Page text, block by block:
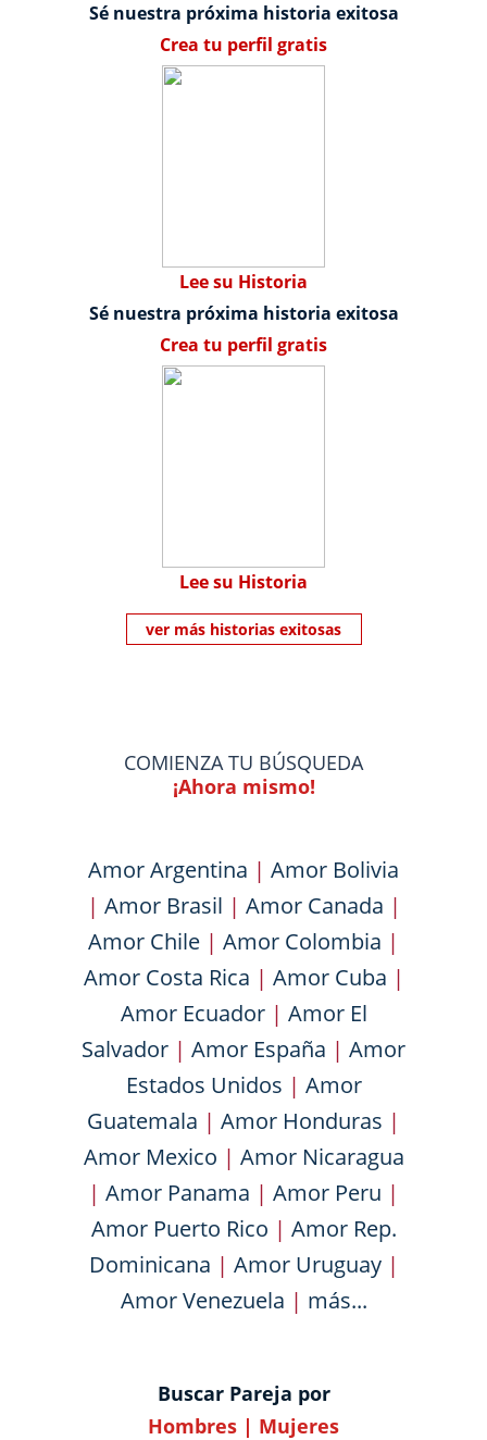
Sé nuestra próxima historia exitosa
Crea tu perfil gratis
Lee su Historia
Sé nuestra próxima historia exitosa
Crea tu perfil gratis
Lee su Historia
ver más historias exitosas
COMIENZA TU BÚSQUEDA
¡Ahora mismo!
Amor Argentina | Amor Bolivia
| Amor Brasil | Amor Canada |
Amor Chile | Amor Colombia |
Amor Costa Rica | Amor Cuba |
Amor Ecuador| Amor El
Salvador | Amor España | Amor
Estados Unidos | Amor
Guatemala | Amor Honduras |
Amor Mexico | Amor Nicaragua
| Amor Panama | Amor Peru |
Amor Puerto Rico | Amor Rep.
Dominicana | Amor Uruguay|
Amor Venezuela | más...
Buscar Pareja por
Hombres | Mujeres